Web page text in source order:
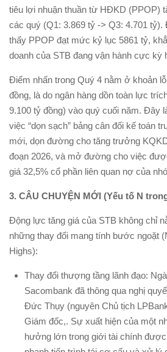
tiêu lợi nhuận thuần từ HĐKD (PPOP)
các quý (Q1: 3.869 tỷ -> Q3: 4.701
thấy PPOP đạt mức kỷ lục 5861 tỷ,
doanh của STB đang vận hành cực kỳ
Điểm nhấn trong Quý 4 nằm ở khoản
đồng, là do ngân hàng dồn toàn lực
9.100 tỷ đồng) vào quý cuối năm. Đây
việc “dọn sạch” bảng cân đối kế toán
mới, dọn đường cho tăng trưởng
đoạn 2026, và mở đường cho việc
giá 32,5% cổ phần liên quan nợ của
3. CÂU CHUYỆN MỚI (Yếu tố N
Động lực tăng giá của STB không chỉ
những thay đổi mang tính bước ngoặt
Highs):
Thay đổi thượng tầng lãnh đạo:
Sacombank đã thông qua nghị
Đức Thụy (nguyên Chủ tịch
Giám đốc,. Sự xuất hiện của một
hưởng lớn trong giới tài chính